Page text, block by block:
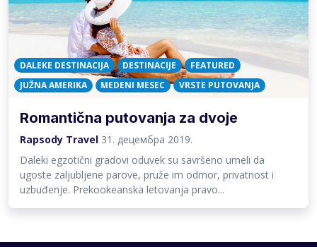
DALEKE DESTINACIJA DESTINACIJE
FEATURED
JUŽNA AMERIKA
MEDENI MESEC VRSTE PUTOVANJA
Romantična putovanja za dvoje
Rapsody Travel 31. децембра 2019.
Daleki egzotični gradovi oduvek su savršeno umeli da
ugoste zaljubljene parove, pruže im odmor, privatnost i
uzbuđenje. Prekookeanska letovanja pravo...